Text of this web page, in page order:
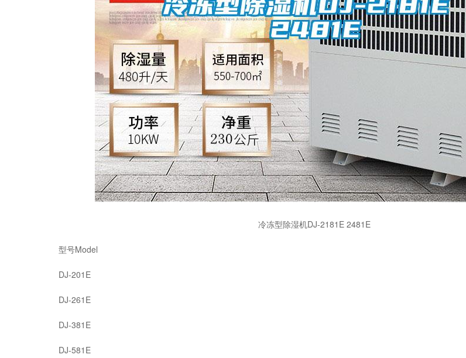
冷冻型除湿机DJ-2181E 2481E
型号Model
DJ-201E
DJ-261E
DJ-381E
DJ-581E